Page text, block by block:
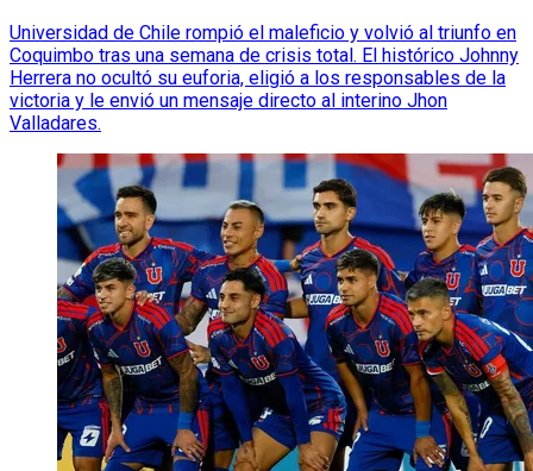
Universidad de Chile rompió el maleficio y volvió al triunfo en
Coquimbo tras una semana de crisis total. El histórico Johnny
Herrera no ocultó su euforia, eligió a los responsables de la
victoria y le envió un mensaje directo al interino Jhon
Valladares.